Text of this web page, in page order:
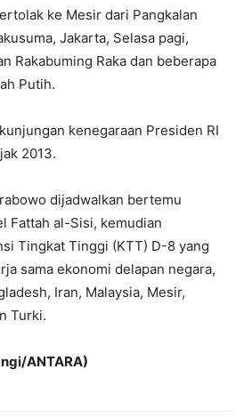
ke Mesir dari Pangkalan
Jakarta, Selasa pagi,
Rakabuming Raka dan beberapa
Putih.
kenegaraan Presiden RI
2013.
dijadwalkan bertemu
Fattah al-Sisi, kemudian
Tingkat Tinggi (KTT) D-8 yang
sama ekonomi delapan negara,
Iran, Malaysia, Mesir,
Turki.
ANTARA)